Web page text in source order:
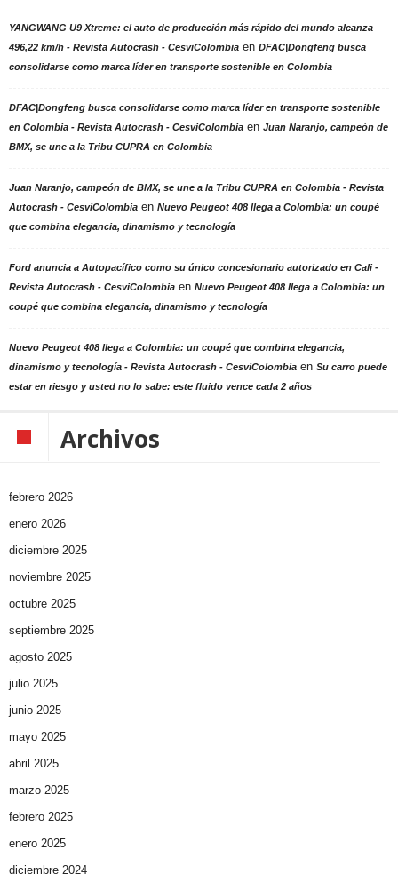
YANGWANG U9 Xtreme: el auto de producción más rápido del mundo alcanza
496,22 km/h - Revista Autocrash - CesviColombia en DFAC|Dongfeng busca
consolidarse como marca líder en transporte sostenible en Colombia
DFAC|Dongfeng busca consolidarse como marca líder en transporte sostenible
en Colombia - Revista Autocrash - CesviColombia en Juan Naranjo, campeón de
BMX, se une a la Tribu CUPRA en Colombia
Juan Naranjo, campeón de BMX, se une a la Tribu CUPRA en Colombia - Revista
Autocrash - CesviColombia en Nuevo Peugeot 408 llega a Colombia: un coupé
que combina elegancia, dinamismo y tecnología
Ford anuncia a Autopacífico como su único concesionario autorizado en Cali -
Revista Autocrash - CesviColombia en Nuevo Peugeot 408 llega a Colombia: un
coupé que combina elegancia, dinamismo y tecnología
Nuevo Peugeot 408 llega a Colombia: un coupé que combina elegancia,
dinamismo y tecnología - Revista Autocrash - CesviColombia en Su carro puede
estar en riesgo y usted no lo sabe: este fluido vence cada 2 años
Archivos
febrero 2026
enero 2026
diciembre 2025
noviembre 2025
octubre 2025
septiembre 2025
agosto 2025
julio 2025
junio 2025
mayo 2025
abril 2025
marzo 2025
febrero 2025
enero 2025
diciembre 2024